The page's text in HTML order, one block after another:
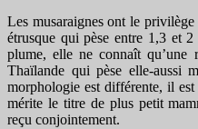
Les musaraignes ont le
étrusque qui pèse entre 1,3 et
plume, elle ne connaît qu’une
Thaïlande qui pèse elle-aussi
morphologie est différente, il
mérite le titre de plus petit
reçu conjointement.